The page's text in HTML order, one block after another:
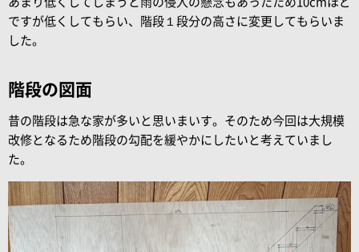
ですが低くしてもらい、階段１段分の高さに変更してもらいま
した。
階段の図面
昔の階段は急な家が多いと思いまいす。そのため今回は大規模
改修となるため階段の勾配を緩やかにしたいと考えていまし
た。